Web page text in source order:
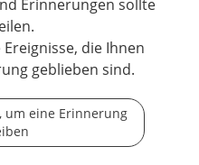
Erinnerungen sollte
die Ihnen
geblieben sind.
um eine Erinnerung